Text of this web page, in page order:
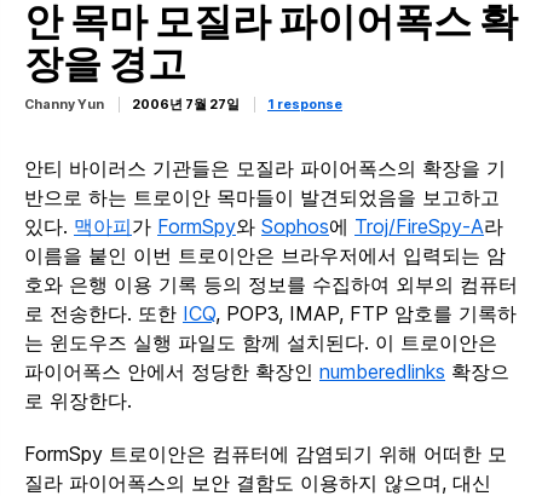
안 목마 모질라 파이어폭스 확
장을 경고
Channy Yun 2006년 7월 27일 1 response
안티 바이러스 기관들은 모질라 파이어폭스의 확장을 기
반으로 하는 트로이안 목마들이 발견되었음을 보고하고
있다. 맥아피가 FormSpy와 Sophos에 Troj/FireSpy-A라
이름을 붙인 이번 트로이안은 브라우저에서 입력되는 암
호와 은행 이용 기록 등의 정보를 수집하여 외부의 컴퓨터
로 전송한다. 또한 ICQ, POP3, IMAP, FTP 암호를 기록하
는 윈도우즈 실행 파일도 함께 설치된다. 이 트로이안은
파이어폭스 안에서 정당한 확장인 numberedlinks 확장으
로 위장한다.
FormSpy 트로이안은 컴퓨터에 감염되기 위해 어떠한 모
질라 파이어폭스의 보안 결함도 이용하지 않으며, 대신